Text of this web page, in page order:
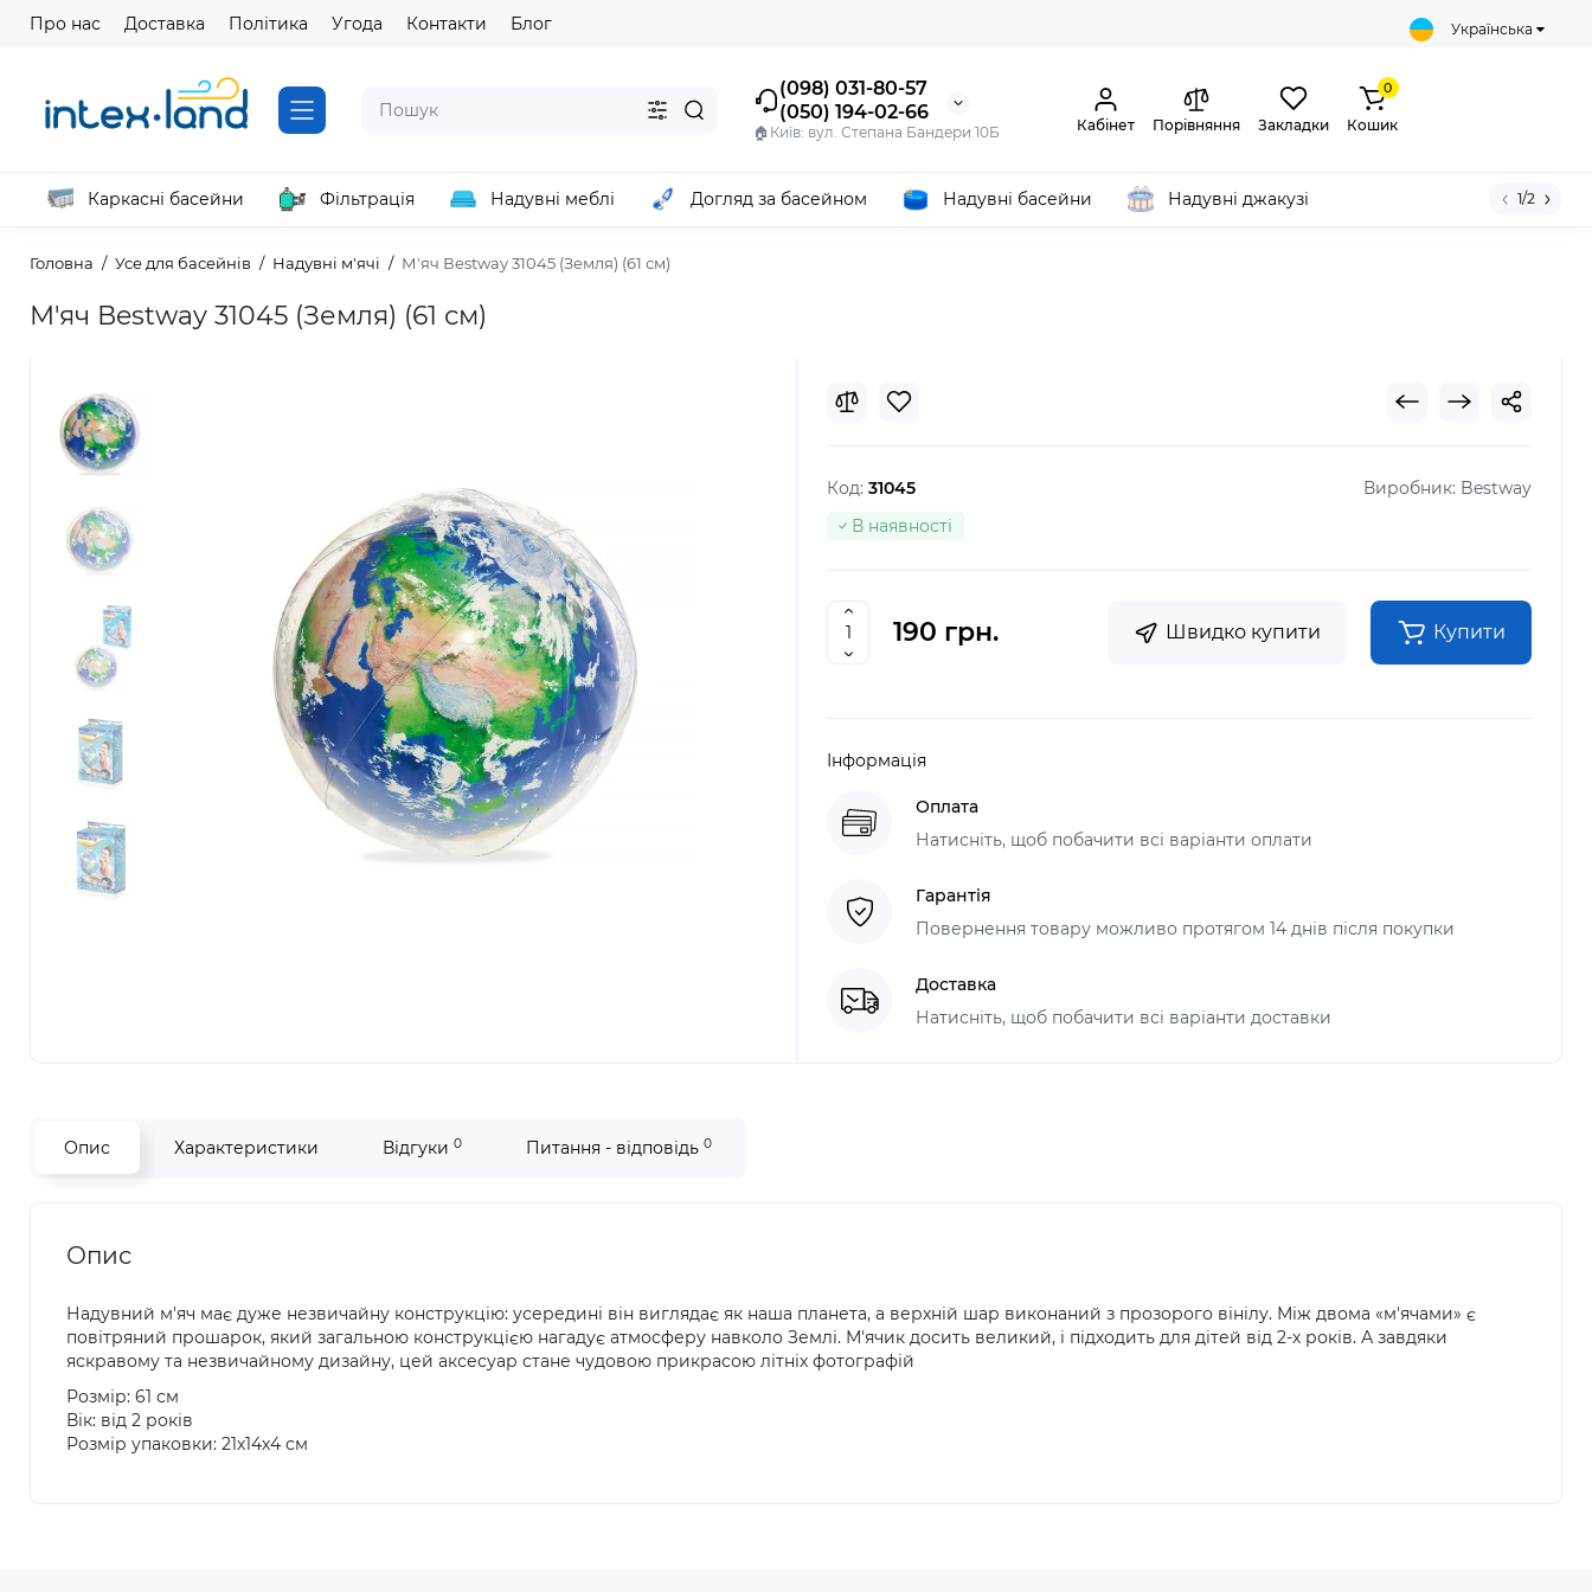
Про нас Доставка Політика Угода Контакти Блог Українська
(098) 031-80-57
(050) 194-02-66
🏠Київ: вул. Степана Бандери 10Б Кабінет Порівняння Закладки
0
Кошик
Каркасні басейни Фільтрація Надувні меблі Догляд за басейном Надувні басейни Надувні джакузі 1/2
Головна Усе для басейнів Надувні м'ячі М'яч Вestway 31045 (Земля) (61 см)
М'яч Вestway 31045 (Земля) (61 см)
Код: 31045 Виробник: Bestway
В наявності
190 грн. Швидко купити Купити
Інформація
Оплата
Натисніть, щоб побачити всі варіанти оплати
Гарантія
Повернення товару можливо протягом 14 днів після покупки
Доставка
Натисніть, щоб побачити всі варіанти доставки
Опис Характеристики Відгуки 0 Питання - відповідь 0
Опис
Надувний м'яч має дуже незвичайну конструкцію: усередині він виглядає як наша планета, а верхній шар виконаний з прозорого вінілу. Між двома «м'ячами» є
повітряний прошарок, який загальною конструкцією нагадує атмосферу навколо Землі. М'ячик досить великий, і підходить для дітей від 2-х років. А завдяки
яскравому та незвичайному дизайну, цей аксесуар стане чудовою прикрасою літніх фотографій
Розмір: 61 см
Вік: від 2 років
Розмір упаковки: 21х14х4 см